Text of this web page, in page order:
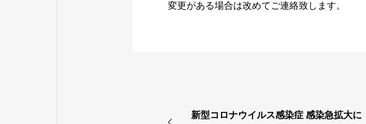
変更がある場合は改めてご連絡致します。
新型コロナウイルス感染症 感染急拡大に